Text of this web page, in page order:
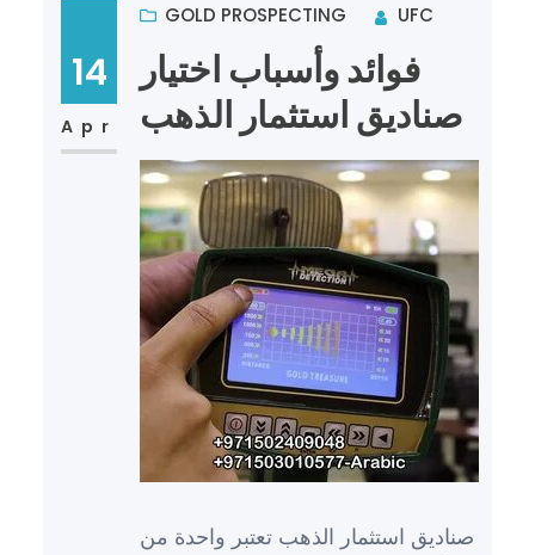
14
Apr
GOLD PROSPECTING UFC
فوائد وأسباب اختيار
صناديق استثمار الذهب
صناديق استثمار الذهب تعتبر واحدة من